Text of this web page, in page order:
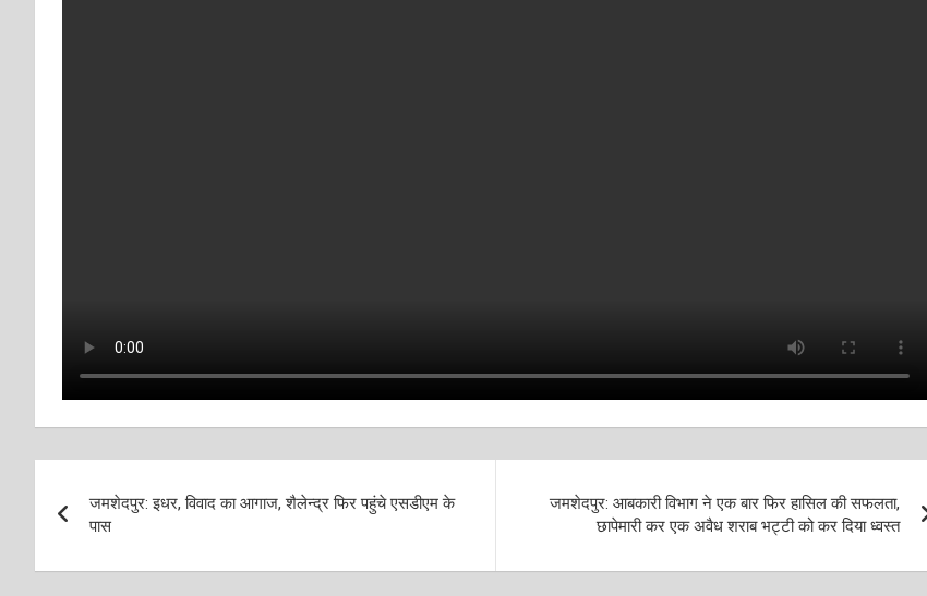
navigation
जमशेदपुर: इधर, विवाद का आगाज, शैलेन्द्र फिर पहुंचे एसडीएम के
पास
जमशेदपुर: आबकारी विभाग ने एक बार फिर हासिल की सफलता,
छापेमारी कर एक अवैध शराब भट्टी को कर दिया ध्वस्त